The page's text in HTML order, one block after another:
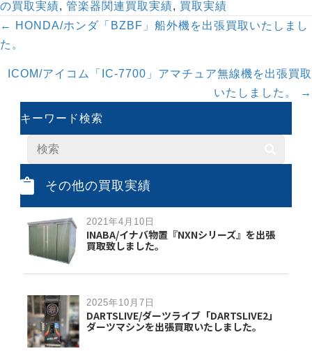
の買取実績, 管楽器関連買取実績, 買取実績
Posts
navigation
← HONDA/ホンダ「BZBF」船外機を出張買取いたしまし
た。
ICOM/アイコム「IC-7700」アマチュア無線機を出張買取
いたしました。 →
キーワード検索
その他の買取実績
2021年4月10日
INABA/イナバ物置『NXNシリーズ』を出張
買取致しました。
2025年10月7日
DARTSLIVE/ダーツライブ「DARTSLIVE2」
ダーツマシンを出張買取いたしました。